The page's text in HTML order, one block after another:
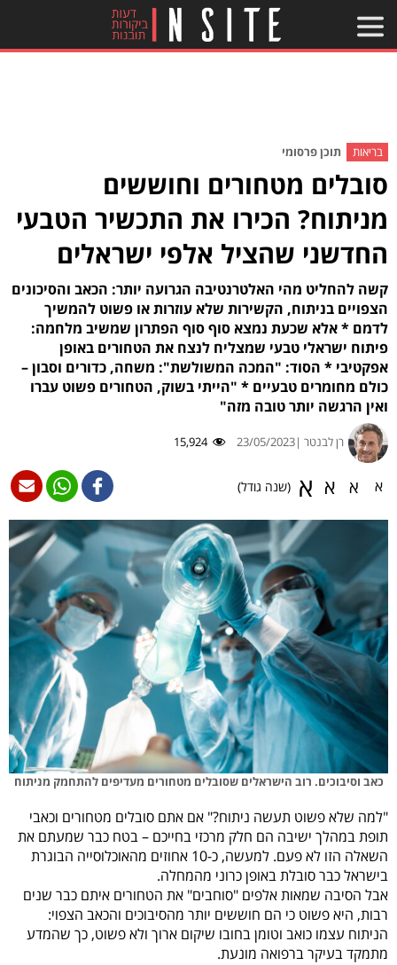
בריאות תוכן פרסומי
סובלים מטחורים וחוששים
מניתוח? הכירו את התכשיר הטבעי
החדשני שהציל אלפי ישראלים
קשה להחליט מהי האלטרנטיבה הגרועה יותר: הכאב והסיכונים
הצפויים בניתוח, הקשירות שלא עוזרות או פשוט להמשיך
לדמם * אלא שכעת נמצא סוף סוף הפתרון שמשיב מלחמה:
פיתוח ישראלי טבעי שמצליח לנצח את הטחורים באופן
אפקטיבי * הסוד: "המכה המשולשת": משחה, כדורים וסבון –
כולם מחומרים טבעיים * "הייתי בשוק, הטחורים פשוט עברו
ואין הרגשה יותר טובה מזה"
רן לבנטר |23/05/2023
15,924
א א א א (שנה גודל)
כאב וסיבוכים. רוב הישראלים שסובלים מטחורים מעדיפים להתחמק מניתוח
"למה שלא פשוט תעשה ניתוח?" אם אתם סובלים מטחורים וכאבי
תופת במהלך ישיבה הם חלק מרכזי בחייכם – בטח כבר שמעתם את
השאלה הזו לא פעם. למעשה, כ-10 אחוזים מהאוכלוסייה הבוגרת
בישראל כבר סובלת באופן כרוני מהמחלה.
אבל הסיבה שמאות אלפים "סוחבים" את הטחורים איתם כבר שנים
רבות, היא פשוט כי הם חוששים יותר מהסיבוכים והכאב הצפוי:
הניתוח עצמו כואב וטומן בחובו שיקום ארוך ולא פשוט, כך שהמדע
מתמקד בעיקר ברפואה מונעת.